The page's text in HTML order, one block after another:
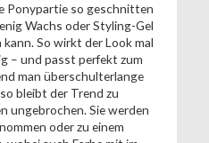
Ponypartie so geschnitten
Wachs oder Styling-Gel
So wirkt der Look mal
– und passt perfekt zum
man überschulterlange
bleibt der Trend zu
ungebrochen. Sie werden
oder zu einem